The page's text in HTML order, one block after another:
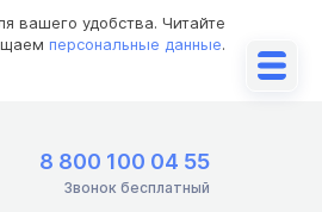
вашего удобства. Читайте
персональные данные.
8 800 100 04 55
Звонок бесплатный